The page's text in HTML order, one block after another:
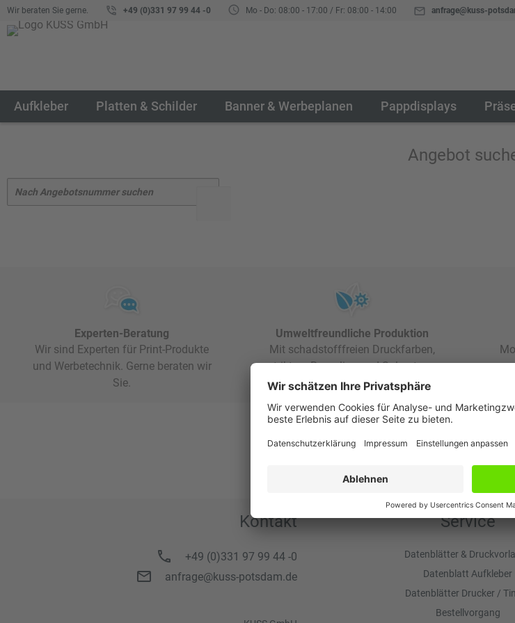
Wir beraten Sie gerne. +49 (0)331 97 99 44 -0 Mo - Do: 08:00 - 17:00 / Fr: 08:00 - 14:00 anfrage@kuss-
Aufkleber Platten & Schilder Banner & Werbeplanen Pappdisplays
Angebot
Experten-Beratung
Wir sind Experten für Print-Produkte
und Werbetechnik. Gerne beraten wir
Sie.
Umweltfreundliche Produktion
Mit schadstofffreien Druckfarben,
striktem Recycling und Solarstrom
für die Umwelt.
Kontakt
+49 (0)331 97 99 44 -0
anfrage@kuss-potsdam.de
Service
Datenblätter &
Datenblatt Aufkleber
Datenblätter Drucker /
Bestellvorgang